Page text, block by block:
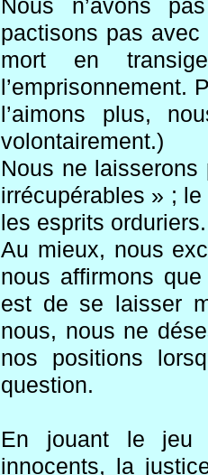
Nous n’avons
pactisons pas
mort en
l’emprisonnement.
l’aimons plus,
volontairement.)
Nous ne laisserons
irrécupérables » ; le
les esprits orduriers.
Au mieux, nous
nous affirmons
est de se laisser
nous, nous ne
nos positions
question.
En jouant le jeu
innocents, la